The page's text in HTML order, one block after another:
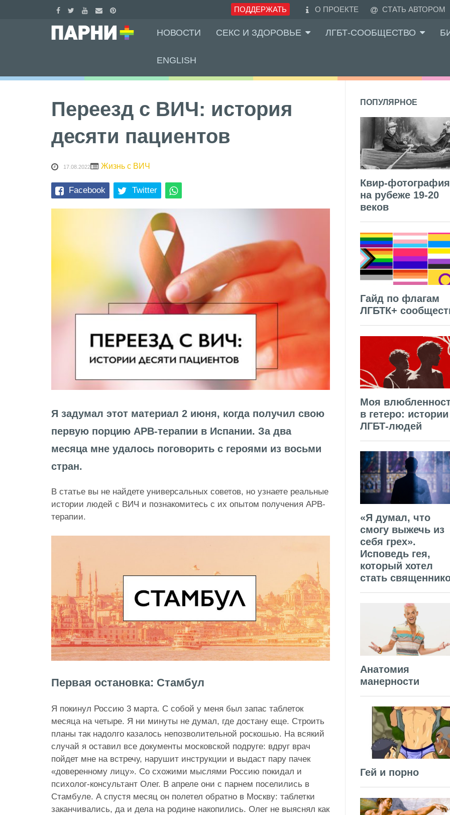
ПОДДЕРЖАТЬ О ПРОЕКТЕ СТАТЬ АВТОРОМ
НОВОСТИ СЕКС И ЗДОРОВЬЕ ЛГБТ-СООБЩЕСТВО
ENGLISH
Переезд с ВИЧ: история
десяти пациентов
17.08.2022 Жизнь с ВИЧ
Facebook Twitter
Я задумал этот материал 2 июня, когда получил свою
первую порцию АРВ-терапии в Испании. За два
месяца мне удалось поговорить с героями из восьми
стран.
В статье вы не найдете универсальных советов, но узнаете реальные
истории людей с ВИЧ и познакомитесь с их опытом получения АРВ-
терапии.
Первая остановка: Стамбул
Я покинул Россию 3 марта. С собой у меня был запас таблеток
месяца на четыре. Я ни минуты не думал, где достану еще. Строить
планы так надолго казалось непозволительной роскошью. На всякий
случай я оставил все документы московской подруге: вдруг врач
пойдет мне на встречу, нарушит инструкции и выдаст пару пачек
«доверенному лицу». Со схожими мыслями Россию покидал и
психолог-консультант Олег. В апреле они с парнем поселились в
Стамбуле. А спустя месяц он полетел обратно в Москву: таблетки
заканчивались, да и дела на родине накопились. Олег не выяснял как
ПОПУЛЯРНОЕ
Квир-фотография
на рубеже 19-20
веков
Гайд по флагам
ЛГБТК+
Моя
в гетеро: истории
ЛГБТ-людей
«Я думал, что
смогу выжечь из
себя грех».
Исповедь гея,
который хотел
стать
Анатомия
манерности
Гей и порно